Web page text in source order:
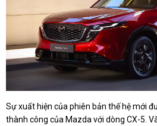
Sự xuất hiện của phiên bản thế hệ mới
thành công của Mazda với dòng CX-5.